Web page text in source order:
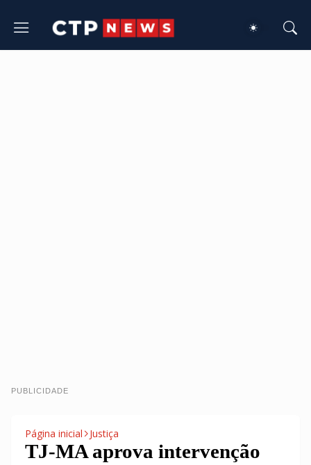
PUBLICIDADE
Página inicial Justiça
TJ-MA aprova intervenção